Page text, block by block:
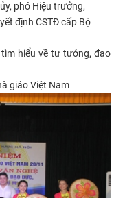
phó Hiệu trưởng,
định CSTĐ cấp Bộ
hiểu về tư tưởng, đạo
giáo Việt Nam